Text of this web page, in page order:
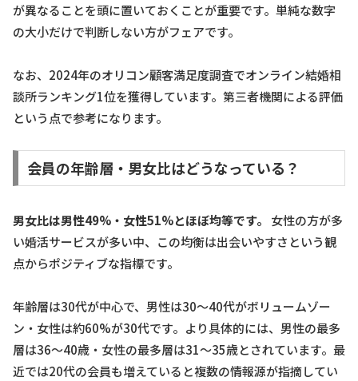
が異なることを頭に置いておくことが重要です。単純な数字
の大小だけで判断しない方がフェアです。
なお、2024年のオリコン顧客満足度調査でオンライン結婚相
談所ランキング1位を獲得しています。第三者機関による評価
という点で参考になります。
会員の年齢層・男女比はどうなっている？
男女比は男性49%・女性51%とほぼ均等です。
女性の方が多
い婚活サービスが多い中、この均衡は出会いやすさという観
点からポジティブな指標です。
年齢層は30代が中心で、男性は30〜40代がボリュームゾー
ン・女性は約60%が30代です。より具体的には、男性の最多
層は36〜40歳・女性の最多層は31〜35歳とされています。最
近では20代の会員も増えていると複数の情報源が指摘してい